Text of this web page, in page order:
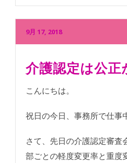
9月 17, 2018
介護認定は公正
こんにちは。
祝日の今日、事務所で仕事
さて、先日の介護認定審査
部ごとの軽度変更率と重度